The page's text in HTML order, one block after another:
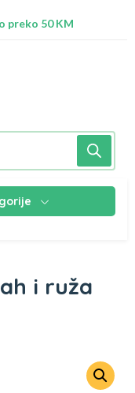
preko 50 KM
i ruža